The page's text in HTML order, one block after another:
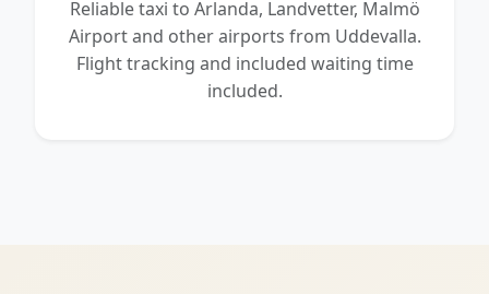
Reliable taxi to Arlanda, Landvetter, Malmö
Airport and other airports from Uddevalla.
Flight tracking and included waiting time
included.